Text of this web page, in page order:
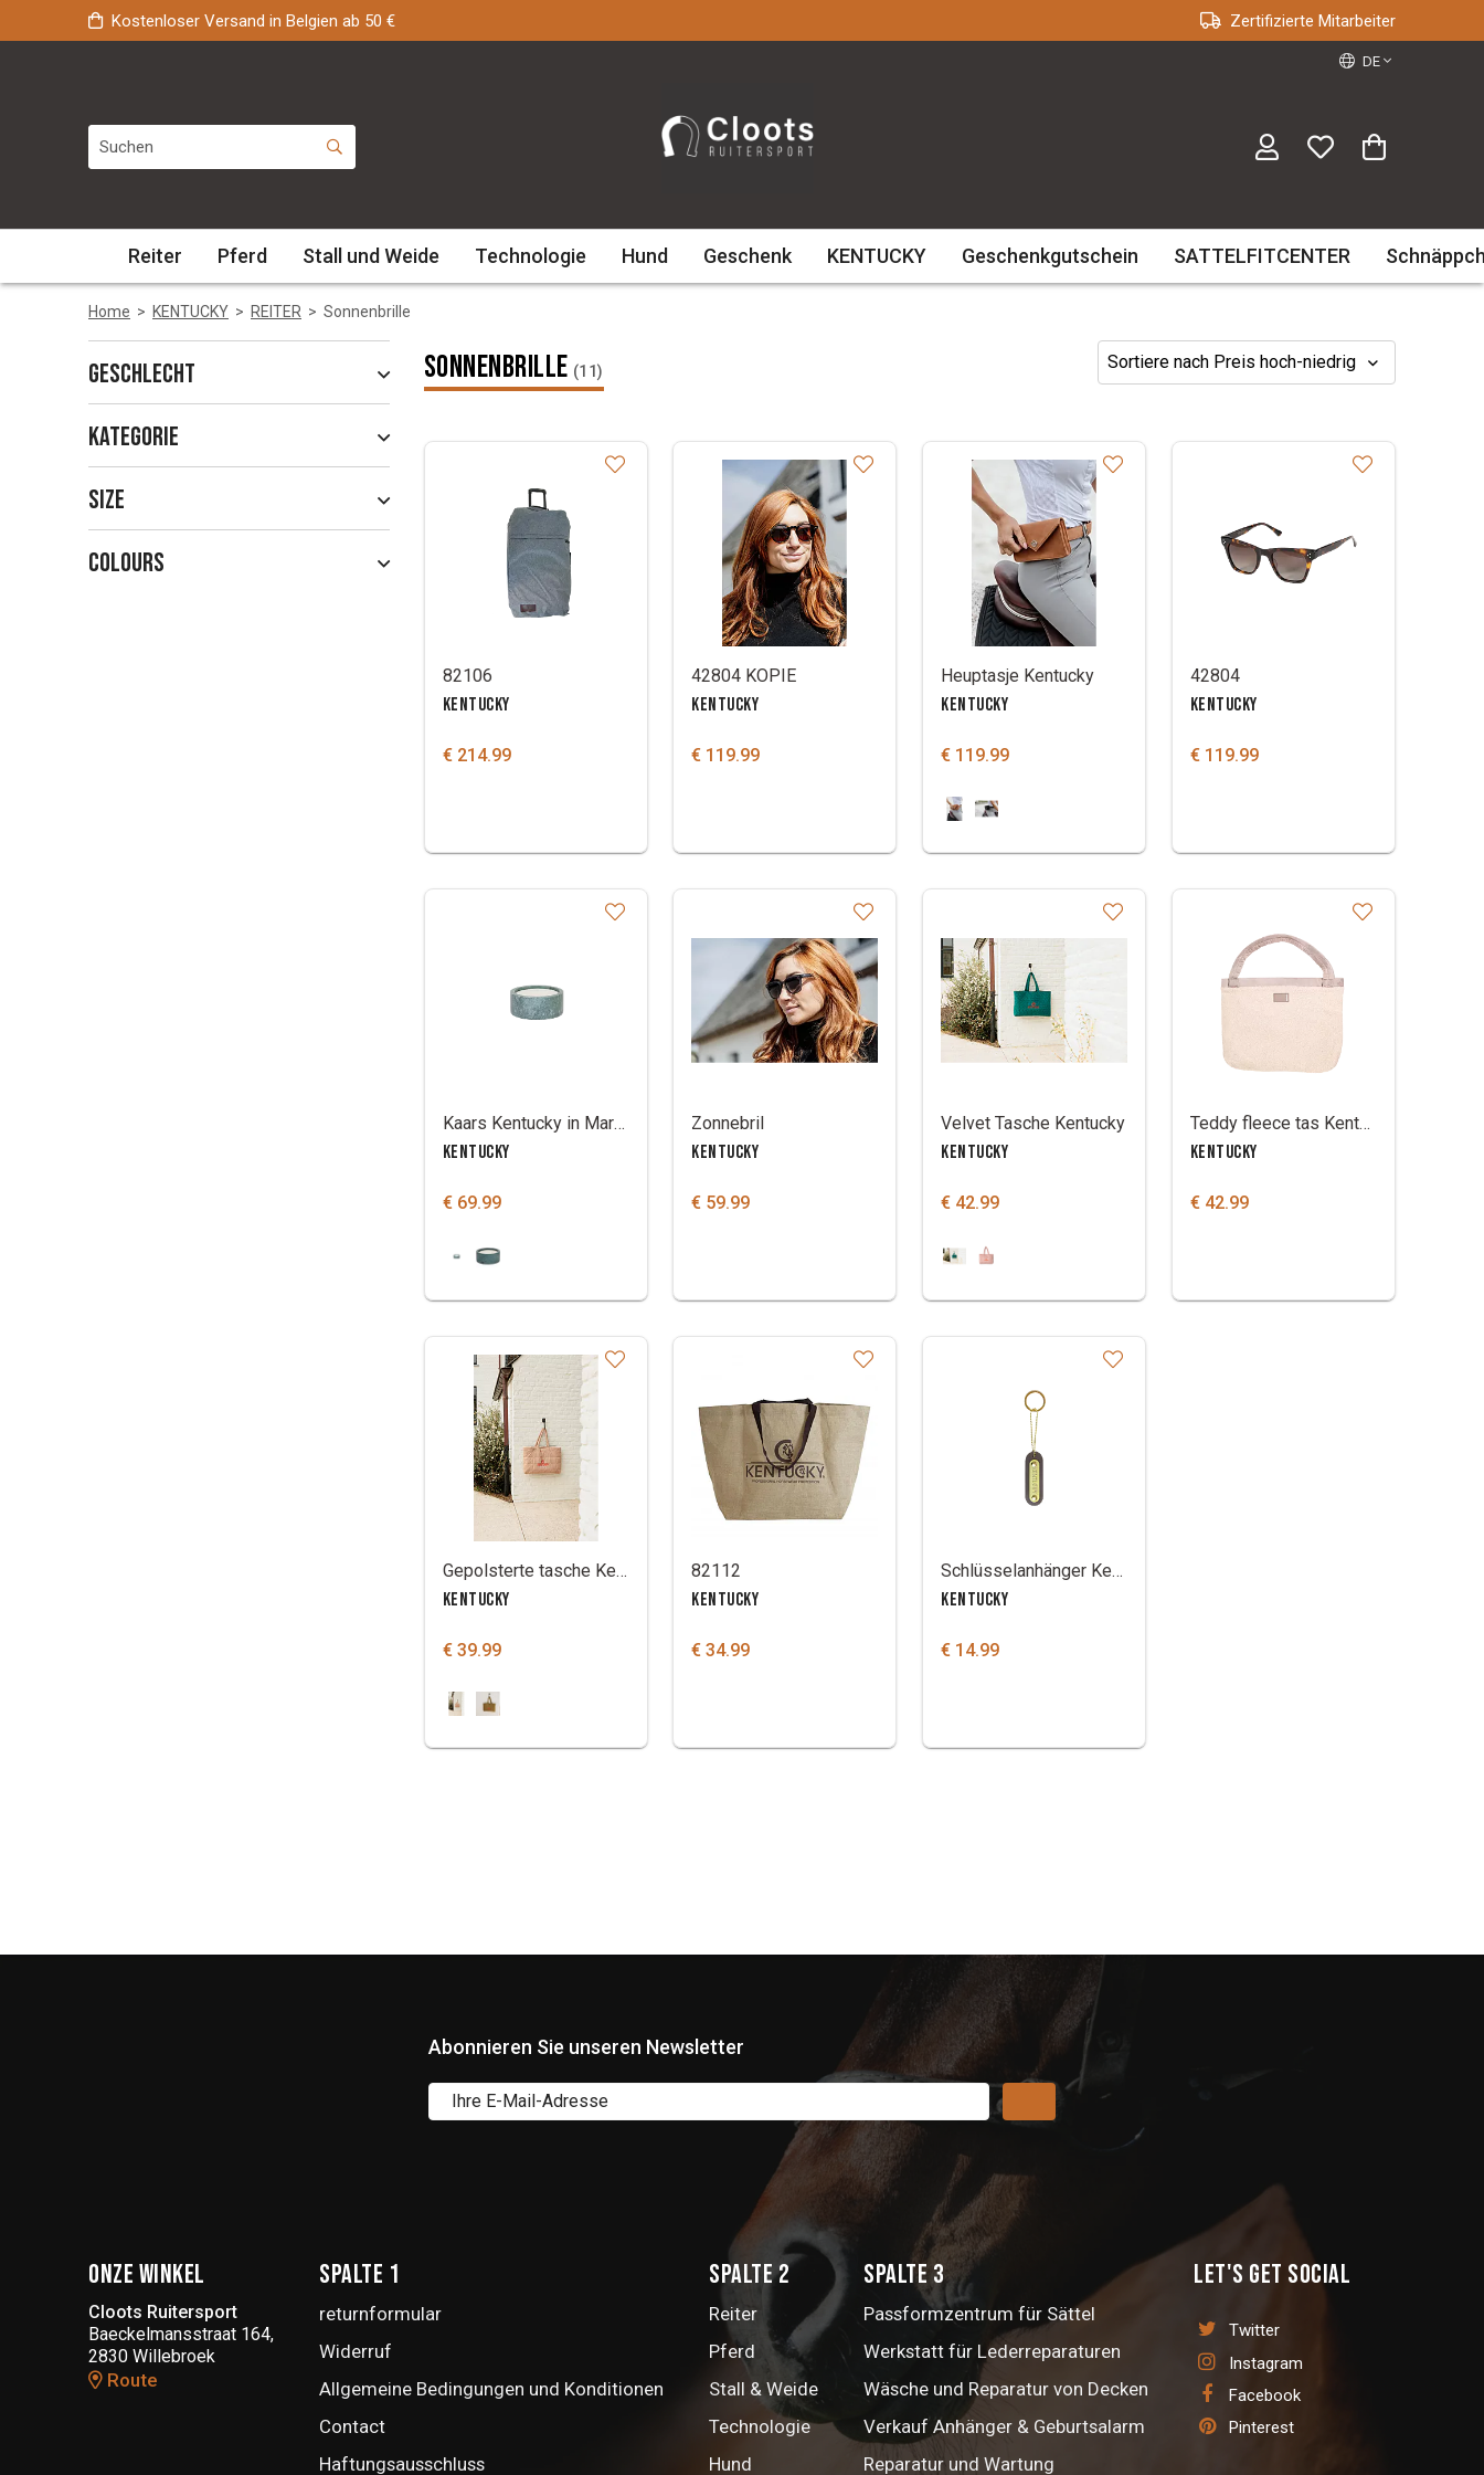
Kostenloser Versand in Belgien ab 50 € Zertifizierte Mitarbeiter
DE
Reiter Pferd Stall und Weide Technologie Hund Geschenk KENTUCKY Geschenkgutschein SATTELFITCENTER
Home > KENTUCKY > REITER > Sonnenbrille
Geschlecht
Kategorie
Size
Colours
Sonnenbrille (11)
82106
KENTUCKY
€ 214.99
42804 KOPIE
KENTUCKY
€ 119.99
Heuptasje Kentucky
KENTUCKY
€ 119.99
42804
KENTUCKY
€ 119.99
Kaars Kentucky in Marmeren kom
KENTUCKY
€ 69.99
Zonnebril
KENTUCKY
€ 59.99
Velvet Tasche Kentucky
KENTUCKY
€ 42.99
Teddy fleece tas Kentucky
KENTUCKY
€ 42.99
Gepolsterte tasche Kentucky
KENTUCKY
€ 39.99
82112
KENTUCKY
€ 34.99
Schlüsselanhänger Kentucky
KENTUCKY
€ 14.99
Abonnieren Sie unseren Newsletter
Onze winkel
Cloots Ruitersport
Baeckelmansstraat 164,
2830 Willebroek
Route
Spalte 1
returnformular
Widerruf
Allgemeine Bedingungen und Konditionen
Contact
Haftungsausschluss
Spalte 2
Reiter
Pferd
Stall & Weide
Technologie
Hund
Spalte 3
Passformzentrum für Sättel
Werkstatt für Lederreparaturen
Wäsche und Reparatur von Decken
Verkauf Anhänger & Geburtsalarm
Reparatur und Wartung
Let's get social
Twitter
Instagram
Facebook
Pinterest